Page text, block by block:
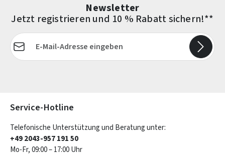
Newsletter
Jetzt registrieren und 10 % Rabatt sichern!**
E-Mail-Adresse*
Service-Hotline
Telefonische Unterstützung und Beratung unter:
+49 2043-957 191 50
Mo-Fr, 09:00 – 17:00 Uhr